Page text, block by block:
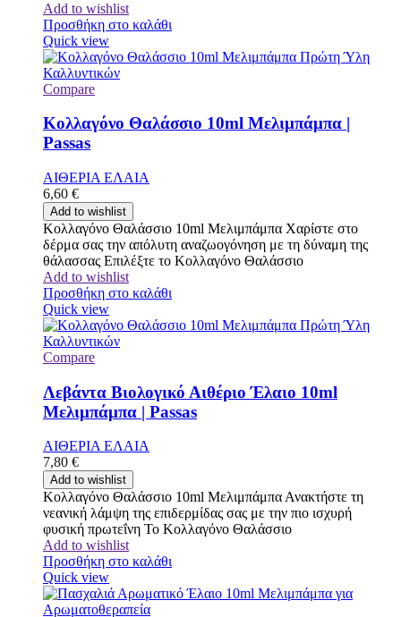
Add to wishlist
Προσθήκη στο καλάθι
Quick view
Compare
Κολλαγόνο Θαλάσσιο 10ml Μελιμπάμπα |
Passas
ΑΙΘΕΡΙΑ ΕΛΑΙΑ
6,60 €
Add to wishlist
Κολλαγόνο Θαλάσσιο 10ml Μελιμπάμπα Χαρίστε στο
δέρμα σας την απόλυτη αναζωογόνηση με τη δύναμη της
θάλασσας Επιλέξτε το Κολλαγόνο Θαλάσσιο
Add to wishlist
Προσθήκη στο καλάθι
Quick view
Compare
Λεβάντα Βιολογικό Αιθέριο Έλαιο 10ml
Μελιμπάμπα | Passas
ΑΙΘΕΡΙΑ ΕΛΑΙΑ
7,80 €
Add to wishlist
Κολλαγόνο Θαλάσσιο 10ml Μελιμπάμπα Ανακτήστε τη
νεανική λάμψη της επιδερμίδας σας με την πιο ισχυρή
φυσική πρωτεΐνη Το Κολλαγόνο Θαλάσσιο
Add to wishlist
Προσθήκη στο καλάθι
Quick view